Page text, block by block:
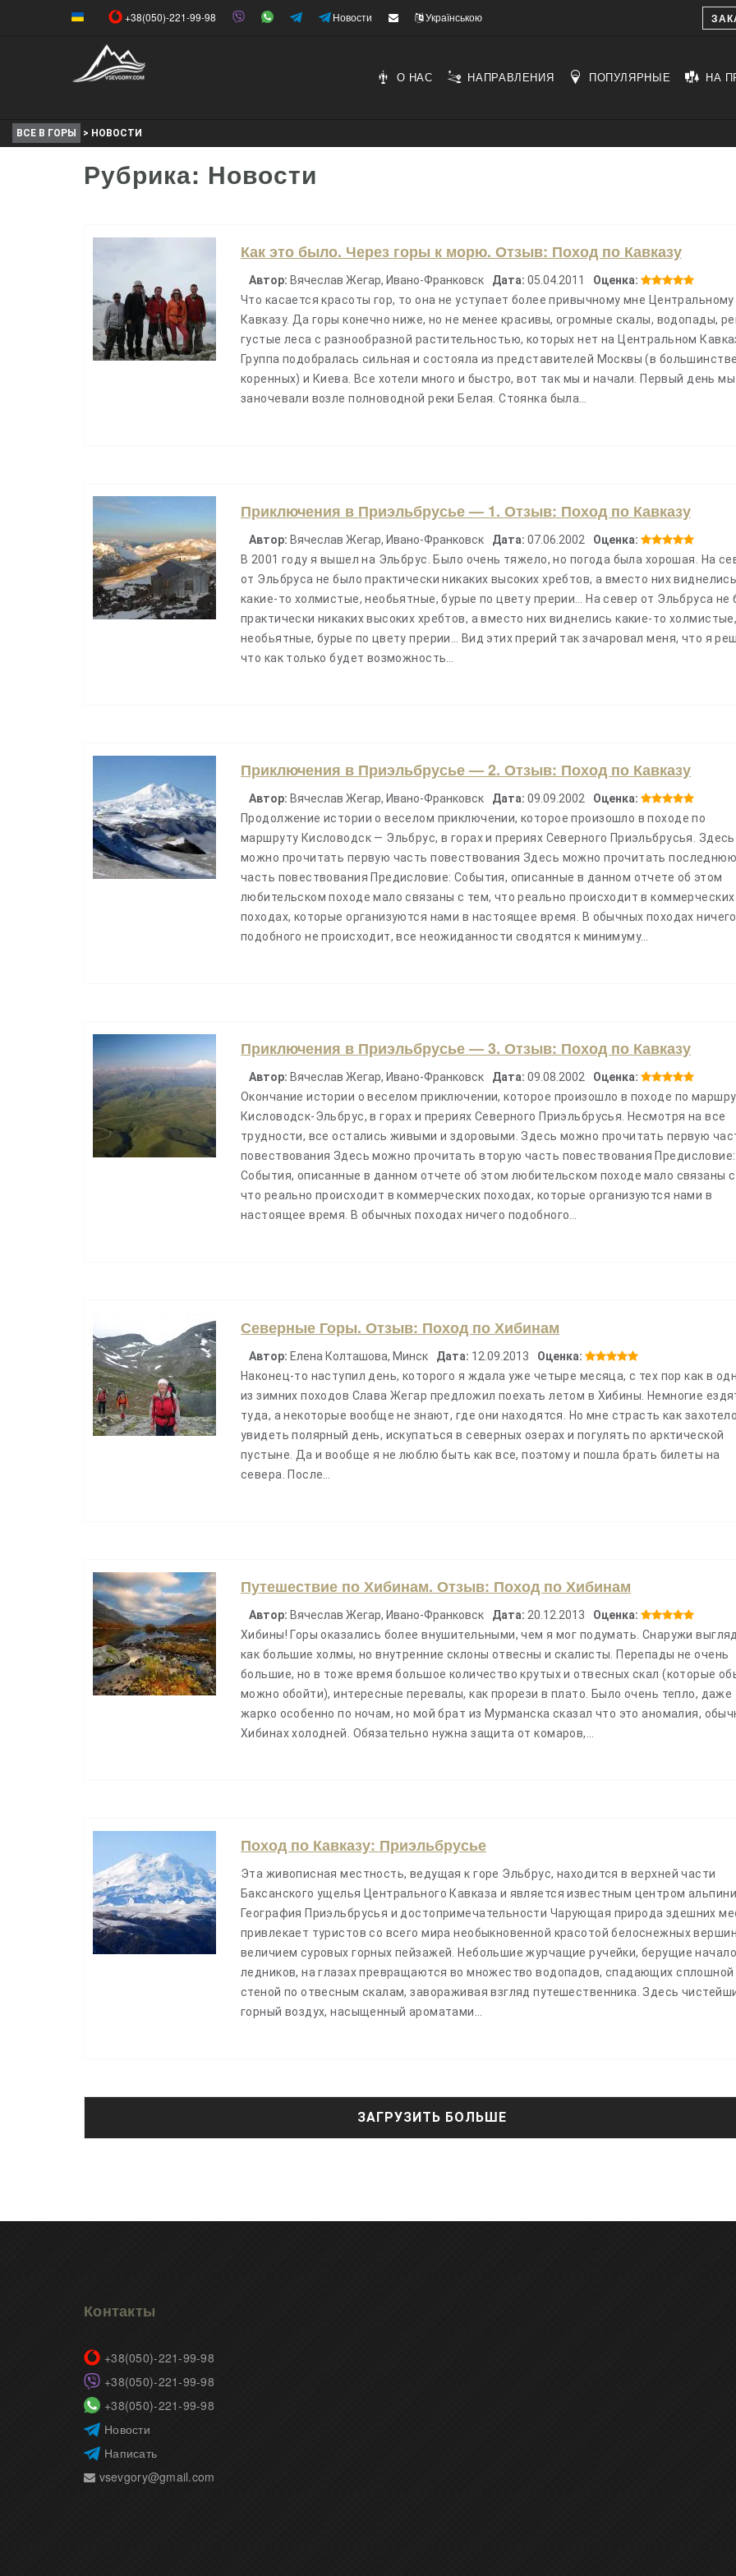
+38(050)-221-99-98 Новости Українською
О НАС НАПРАВЛЕНИЯ ПОПУЛЯРНЫЕ НА
ВСЕ В ГОРЫ > НОВОСТИ
Рубрика: Новости
Как это было. Через горы к морю. Отзыв: Поход по Кавказу
Автор: Вячеслав Жегар, Ивано-Франковск Дата: 05.04.2011
Оценка:
Что касается красоты гор, то она не уступает более привычному мне Центральному
Кавказу. Да горы конечно ниже, но не менее красивы, огромные скалы, водопады,
густые леса с разнообразной растительностью, которых нет на Центральном
Группа подобралась сильная и состояла из представителей Москвы (в
коренных) и Киева. Все хотели много и быстро, вот так мы и начали. Первый день мы
заночевали возле полноводной реки Белая. Стоянка была…
Приключения в Приэльбрусье — 1. Отзыв: Поход по Кавказу
Автор: Вячеслав Жегар, Ивано-Франковск Дата: 07.06.2002
Оценка:
В 2001 году я вышел на Эльбрус. Было очень тяжело, но погода была хорошая. На
от Эльбруса не было практически никаких высоких хребтов, а вместо них виднелись
какие-то холмистые, необьятные, бурые по цвету прерии… На север от Эльбруса не
практически никаких высоких хребтов, а вместо них виднелись какие-то холмистые,
необьятные, бурые по цвету прерии… Вид этих прерий так зачаровал меня, что я
что как только будет возможность…
Приключения в Приэльбрусье — 2. Отзыв: Поход по Кавказу
Автор: Вячеслав Жегар, Ивано-Франковск Дата: 09.09.2002
Оценка:
Продолжение истории о веселом приключении, которое произошло в походе по
маршруту Кисловодск — Эльбрус, в горах и прериях Северного Приэльбрусья. Здесь
можно прочитать первую часть повествования Здесь можно прочитать последнюю
часть повествования Предисловие: События, описанные в данном отчете об этом
любительском походе мало связаны с тем, что реально происходит в коммерческих
походах, которые организуются нами в настоящее время. В обычных походах ничего
подобного не происходит, все неожиданности сводятся к минимуму…
Приключения в Приэльбрусье — 3. Отзыв: Поход по Кавказу
Автор: Вячеслав Жегар, Ивано-Франковск Дата: 09.08.2002
Оценка:
Окончание истории о веселом приключении, которое произошло в походе по
Кисловодск-Эльбрус, в горах и прериях Северного Приэльбрусья. Несмотря на все
трудности, все остались живыми и здоровыми. Здесь можно прочитать первую
повествования Здесь можно прочитать вторую часть повествования Предисловие:
События, описанные в данном отчете об этом любительском походе мало связаны
что реально происходит в коммерческих походах, которые организуются нами в
настоящее время. В обычных походах ничего подобного…
Северные Горы. Отзыв: Поход по Хибинам
Автор: Елена Колташова, Минск Дата: 12.09.2013
Оценка:
Наконец-то наступил день, которого я ждала уже четыре месяца, с тех пор как в
из зимних походов Слава Жегар предложил поехать летом в Хибины. Немногие
туда, а некоторые вообще не знают, где они находятся. Но мне страсть как
увидеть полярный день, искупаться в северных озерах и погулять по арктической
пустыне. Да и вообще я не люблю быть как все, поэтому и пошла брать билеты на
севера. После…
Путешествие по Хибинам. Отзыв: Поход по Хибинам
Автор: Вячеслав Жегар, Ивано-Франковск Дата: 20.12.2013
Оценка:
Хибины! Горы оказались более внушительными, чем я мог подумать. Снаружи
как большие холмы, но внутренние склоны отвесны и скалисты. Перепады не очень
большие, но в тоже время большое количество крутых и отвесных скал (которые
можно обойти), интересные перевалы, как прорези в плато. Было очень тепло, даже
жарко особенно по ночам, но мой брат из Мурманска сказал что это аномалия,
Хибинах холодней. Обязательно нужна защита от комаров,…
Поход по Кавказу: Приэльбрусье
Эта живописная местность, ведущая к горе Эльбрус, находится в верхней части
Баксанского ущелья Центрального Кавказа и является известным центром
География Приэльбрусья и достопримечательности Чарующая природа здешних
привлекает туристов со всего мира необыкновенной красотой белоснежных
величием суровых горных пейзажей. Небольшие журчащие ручейки, берущие
ледников, на глазах превращаются во множество водопадов, спадающих сплошной
стеной по отвесным скалам, завораживая взгляд путешественника. Здесь
горный воздух, насыщенный ароматами…
ЗАГРУЗИТЬ БОЛЬШЕ
Под заказ
5.00(4
Контакты
+38(050)-221-99-98
+38(050)-221-99-98
+38(050)-221-99-98
Новости
Написать
vsevgory@gmail.com